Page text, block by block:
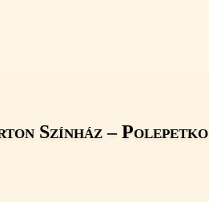
Színház – Polepetko